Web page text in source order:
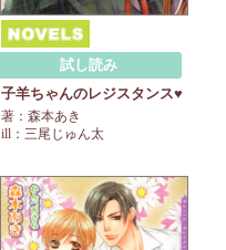
試し読み
子羊ちゃんのレジスタンス♥
著：森本あき
ill：三尾じゅん太